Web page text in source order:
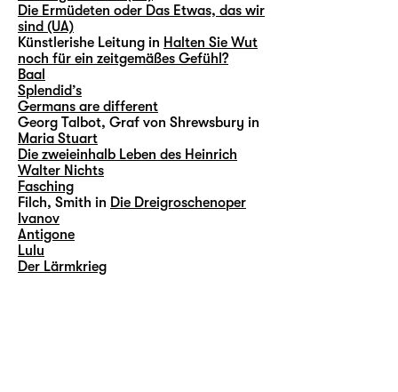
Die Ermüdeten oder Das Etwas, das wir
sind (UA)
Künstlerishe Leitung in Halten Sie Wut
noch für ein zeitgemäßes Gefühl?
Baal
Splendid’s
Germans are different
Georg Talbot, Graf von Shrewsbury in
Maria Stuart
Die zweieinhalb Leben des Heinrich
Walter Nichts
Fasching
Filch, Smith in Die Dreigroschenoper
Ivanov
Antigone
Lulu
Der Lärmkrieg